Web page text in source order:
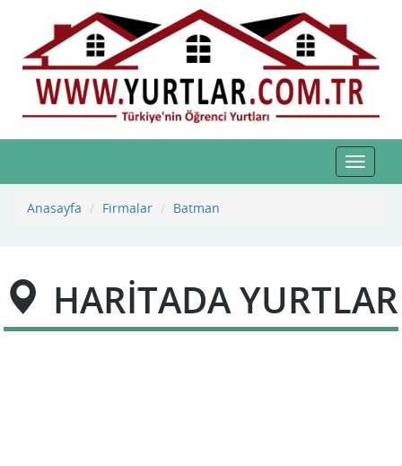
Toggle
Anasayfa
Firmalar Batman
HARİTADA YURTLAR